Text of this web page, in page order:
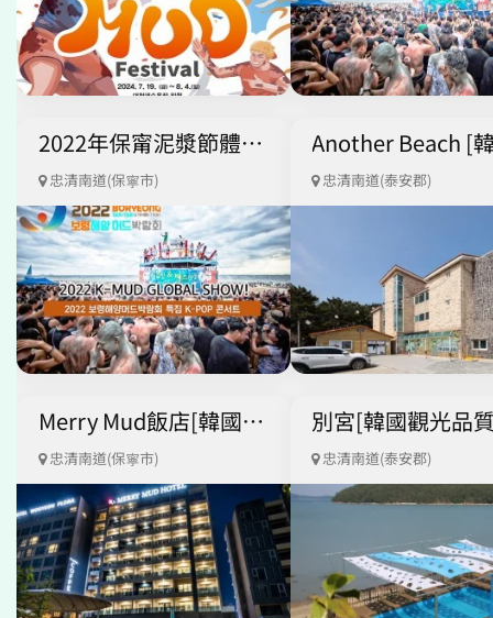
2022年保甯泥漿節體驗+K-MUD GLOBAL SHOW (K-POP公演)
忠清南道(保寧市) 忠清南道(泰安郡)
Merry Mud飯店[韓國觀光品質認證/Korea Quality]
忠清南道(保寧市) 忠清南道(泰安郡)